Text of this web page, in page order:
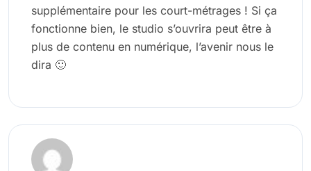
supplémentaire pour les court-métrages ! Si ça
fonctionne bien, le studio s’ouvrira peut être à
plus de contenu en numérique, l’avenir nous le
dira 🙂